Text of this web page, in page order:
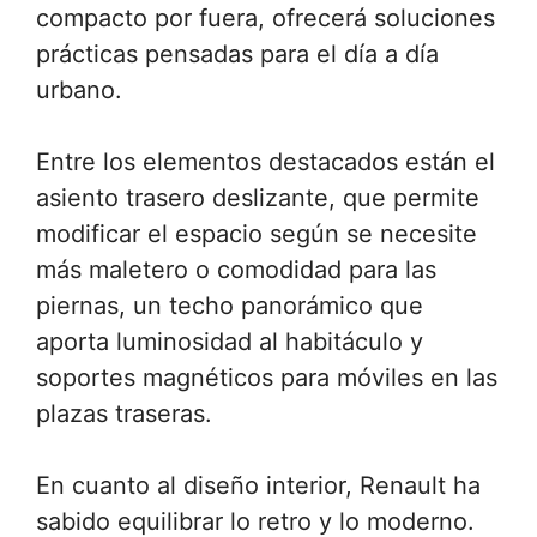
compacto por fuera, ofrecerá soluciones
prácticas pensadas para el día a día
urbano.
Entre los elementos destacados están el
asiento trasero deslizante, que permite
modificar el espacio según se necesite
más maletero o comodidad para las
piernas, un techo panorámico que
aporta luminosidad al habitáculo y
soportes magnéticos para móviles en las
plazas traseras.
En cuanto al diseño interior, Renault ha
sabido equilibrar lo retro y lo moderno.